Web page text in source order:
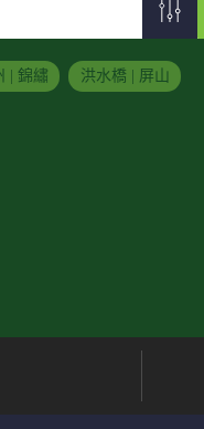
| 錦繡 洪水橋 | 屏山